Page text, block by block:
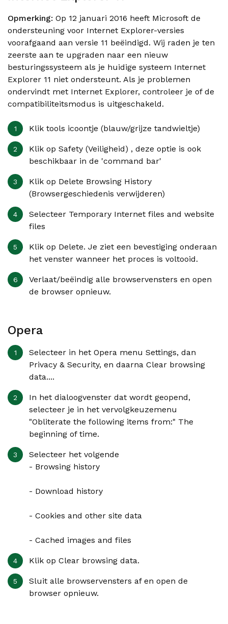
Opmerking: Op 12 januari 2016 heeft Microsoft de
ondersteuning voor Internet Explorer-versies
voorafgaand aan versie 11 beëindigd. Wij raden je ten
zeerste aan te upgraden naar een nieuw
besturingssysteem als je huidige systeem Internet
Explorer 11 niet ondersteunt. Als je problemen
ondervindt met Internet Explorer, controleer je of de
compatibiliteitsmodus is uitgeschakeld.
Klik tools icoontje (blauw/grijze tandwieltje)
Klik op Safety (Veiligheid) , deze optie is ook
beschikbaar in de 'command bar'
Klik op Delete Browsing History
(Browsergeschiedenis verwijderen)
Selecteer Temporary Internet files and website
files
Klik op Delete. Je ziet een bevestiging onderaan
het venster wanneer het proces is voltooid.
Verlaat/beëindig alle browservensters en open
de browser opnieuw.
Opera
Selecteer in het Opera menu Settings, dan
Privacy & Security, en daarna Clear browsing
data....
In het dialoogvenster dat wordt geopend,
selecteer je in het vervolgkeuzemenu
"Obliterate the following items from:" The
beginning of time.
Selecteer het volgende
- Browsing history
- Download history
- Cookies and other site data
- Cached images and files
Klik op Clear browsing data.
Sluit alle browservensters af en open de
browser opnieuw.